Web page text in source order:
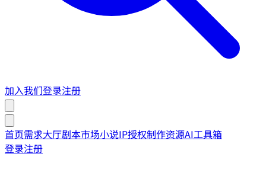
加入我们登录注册
首页需求大厅剧本市场小说IP授权制作资源AI工具箱
登录注册